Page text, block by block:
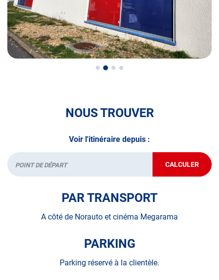
roues, quad, voiturette, voiture sans permis)
• le pré-contrôle contrôle technique ou contrôle technique
volontaire / partiel)
N’attendez plus pour votre sécurité et faire vérifier votre
véhicule : Prenez RDV dans votrecentre de contrôle
NOUS TROUVER
Voir l'itinéraire depuis :
Départ CALCULER
JUSQU'AU
POINT
PAR TRANSPORT
A côté de Norauto et cinéma Megarama
PARKING
Parking réservé à la clientèle.